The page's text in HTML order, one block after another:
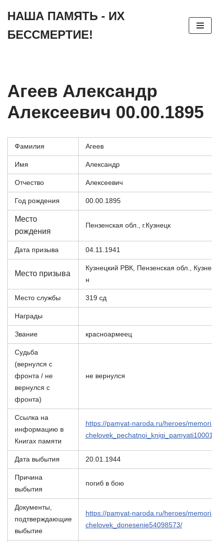
к
НАША ПАМЯТЬ - ИХ
БЕССМЕРТИЕ!
Агеев Александр
Алексеевич 00.00.1895
Фамилия Агеев
Имя Александр
Отчество Алексеевич
Год рождения 00.00.1895
Место
рождения
Пензенская обл., г.Кузнецк
Дата призыва 04.11.1941
Место призыва
Кузнецкий РВК, Пензенская обл.,
н
Место службы 319 сд
Награды
Звание красноармеец
Судьба
(вернулся с
фронта / не
вернулся с
фронта)
не вернулся
Ссылка на
информацию в
Книгах памяти
https://pamyat-naroda.ru/heroes/memorial-
Дата выбытия 20.01.1944
Причина
выбытия
погиб в бою
Документы,
подтверждающие
выбытие
https://pamyat-naroda.ru/heroes/memorial-
chelovek_donesenie54098573/